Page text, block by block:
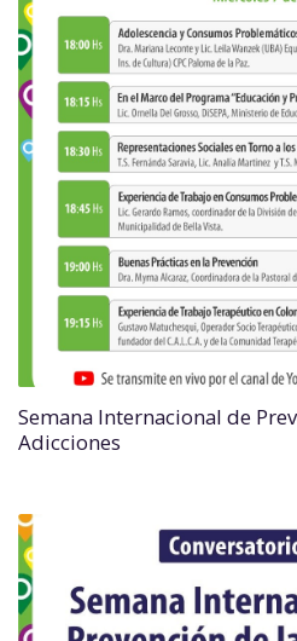
Semana Internacional de
Adicciones